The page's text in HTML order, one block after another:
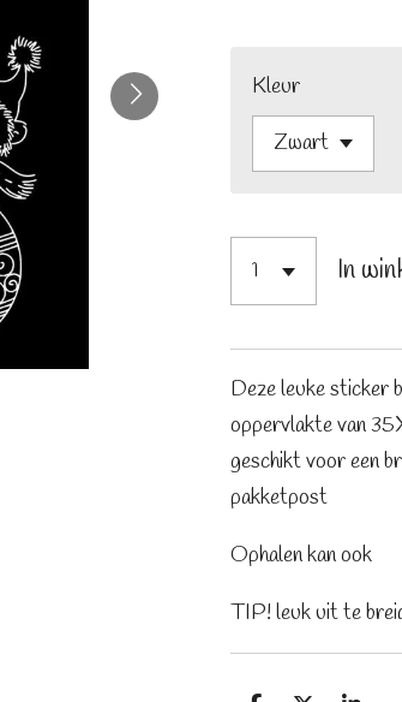
Kleur
In
Deze leuke sticker
oppervlakte van
geschikt voor een
pakketpost
Ophalen kan ook
TIP! leuk uit te